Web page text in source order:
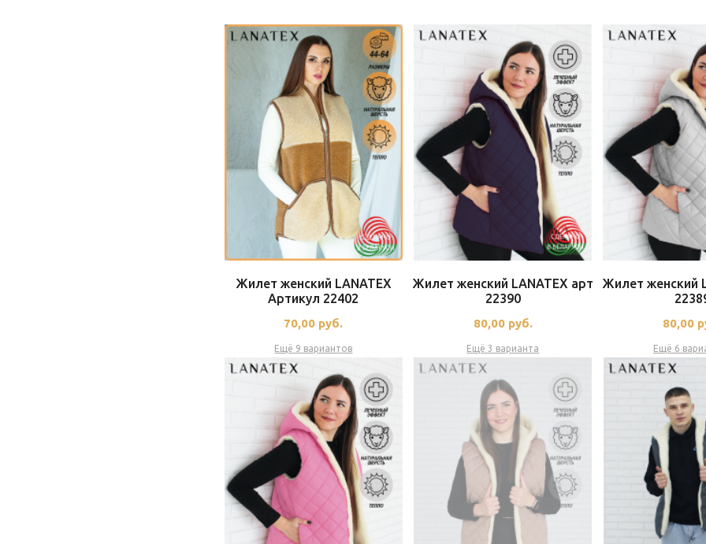
Жилет женский LANATEX
Артикул 22402
70,00 руб.
Ещё 9 вариантов
Жилет женский LANATEX арт
22390
80,00 руб.
Ещё 3 варианта
Жилет женский
80,00
Ещё 6